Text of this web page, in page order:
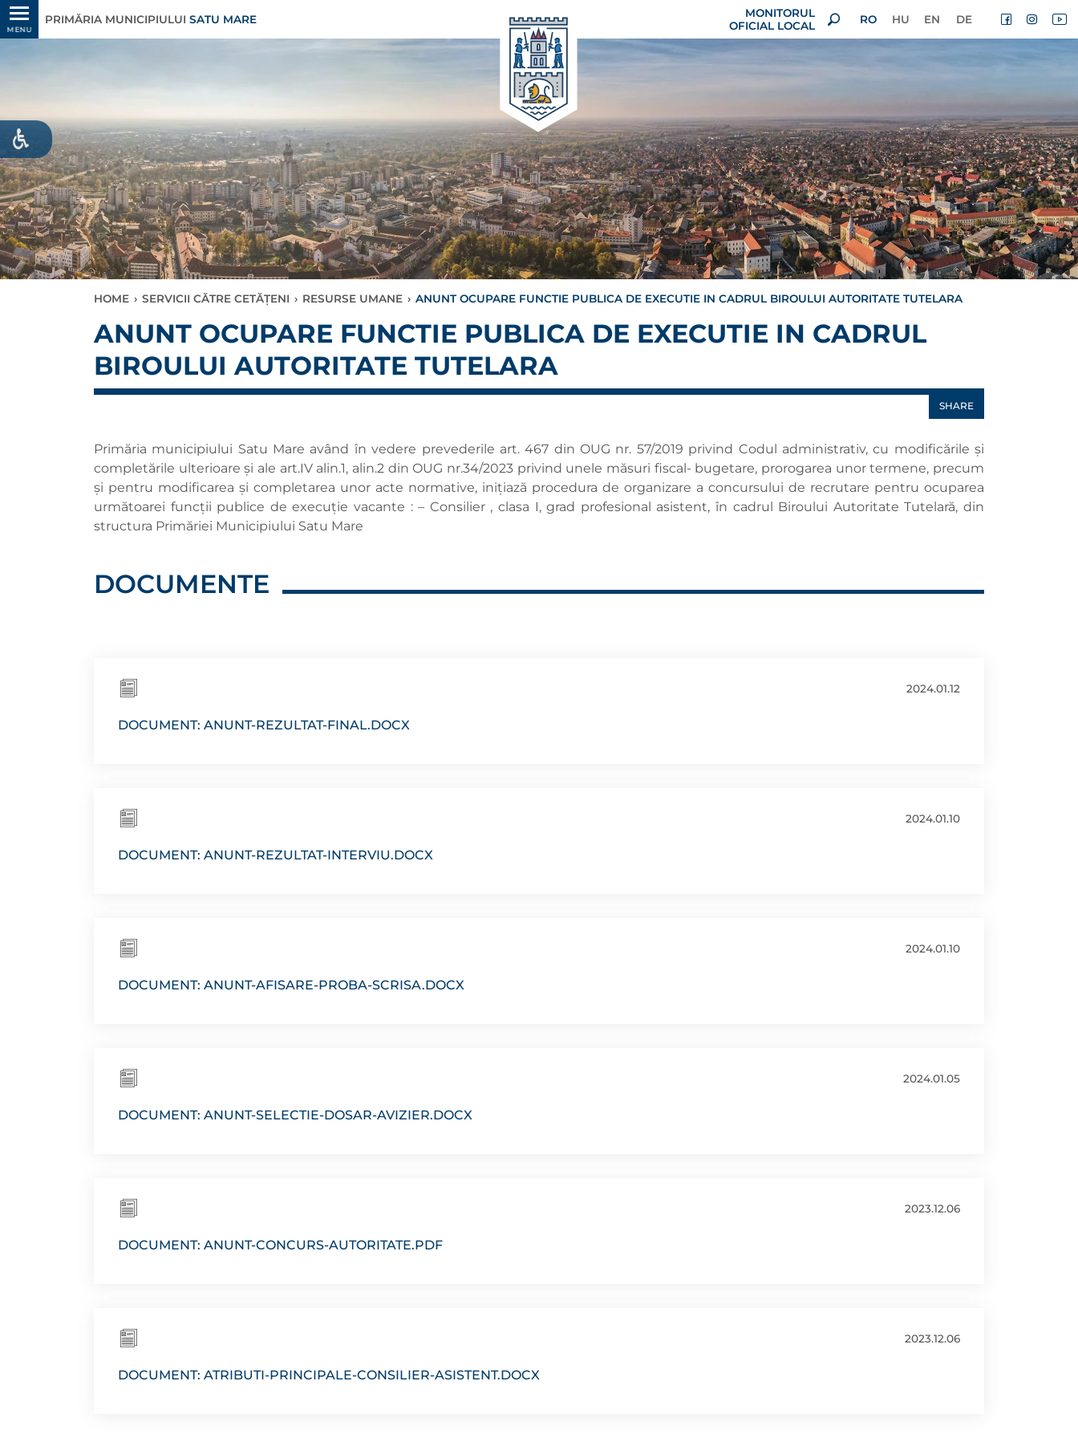
MENU
PRIMĂRIA MUNICIPIULUI SATU MARE
MONITORUL
OFICIAL LOCAL
RO HU EN DE
HOME › SERVICII CĂTRE CETĂȚENI › RESURSE UMANE › ANUNT OCUPARE FUNCTIE PUBLICA DE EXECUTIE IN CADRUL BIROULUI AUTORITATE TUTELARA
ANUNT OCUPARE FUNCTIE PUBLICA DE EXECUTIE IN CADRUL
BIROULUI AUTORITATE TUTELARA
SHARE
Primăria municipiului Satu Mare având în vedere prevederile art. 467 din OUG nr. 57/2019 privind Codul administrativ, cu modificările și
completările ulterioare şi ale art.IV alin.1, alin.2 din OUG nr.34/2023 privind unele măsuri fiscal- bugetare, prorogarea unor termene, precum
şi pentru modificarea şi completarea unor acte normative, iniţiază procedura de organizare a concursului de recrutare pentru ocuparea
următoarei funcții publice de execuție vacante : – Consilier , clasa I, grad profesional asistent, în cadrul Biroului Autoritate Tutelară, din
structura Primăriei Municipiului Satu Mare
DOCUMENTE
2024.01.12
DOCUMENT: ANUNT-REZULTAT-FINAL.DOCX
2024.01.10
DOCUMENT: ANUNT-REZULTAT-INTERVIU.DOCX
2024.01.10
DOCUMENT: ANUNT-AFISARE-PROBA-SCRISA.DOCX
2024.01.05
DOCUMENT: ANUNT-SELECTIE-DOSAR-AVIZIER.DOCX
2023.12.06
DOCUMENT: ANUNT-CONCURS-AUTORITATE.PDF
2023.12.06
DOCUMENT: ATRIBUTI-PRINCIPALE-CONSILIER-ASISTENT.DOCX